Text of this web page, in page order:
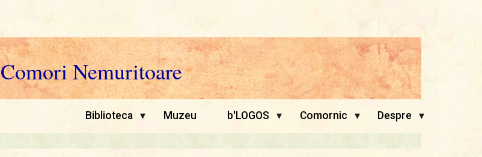
Comori Nemuritoare
Biblioteca ▾ Muzeu b'LOGOS ▾ Comornic ▾ Despre ▾